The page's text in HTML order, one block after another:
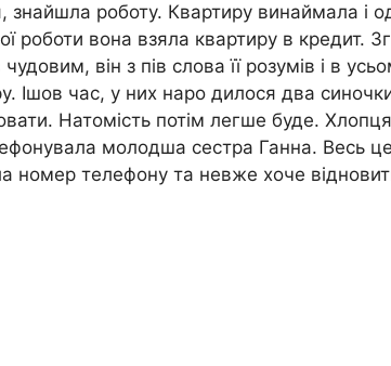
знайшла роботу. Квартиру винаймала і
роботи вона взяла квартиру в кредит.
чудовим, він з пів слова її розумів і в
Ішов час, у них наро дилося два
Натомість потім легше буде. Хлопцям
молодша сестра Ганна. Весь
номер телефону та невже хоче